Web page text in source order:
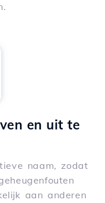
en uit te
naam, zodat
aan anderen